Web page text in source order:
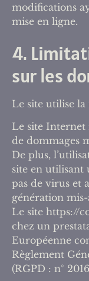
modifications
mise en ligne.
4.
sur les
Le site utilise la
Le site Internet
de dommages
De plus,
site en utilisant
pas de virus et
génération
Le site https://
chez un
Européenne
Règlement
(RGPD : n°